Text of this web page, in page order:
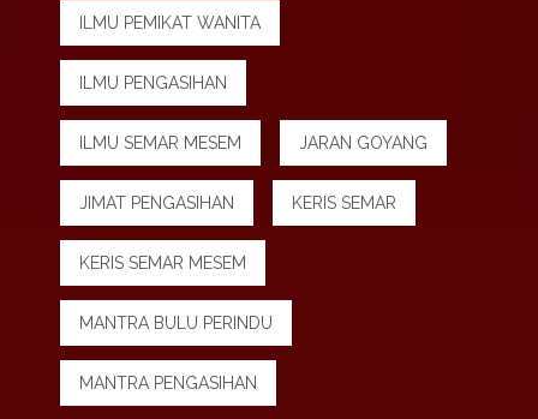
ILMU PEMIKAT WANITA
ILMU PENGASIHAN
ILMU SEMAR MESEM JARAN GOYANG
JIMAT PENGASIHAN KERIS SEMAR
KERIS SEMAR MESEM
MANTRA BULU PERINDU
MANTRA PENGASIHAN